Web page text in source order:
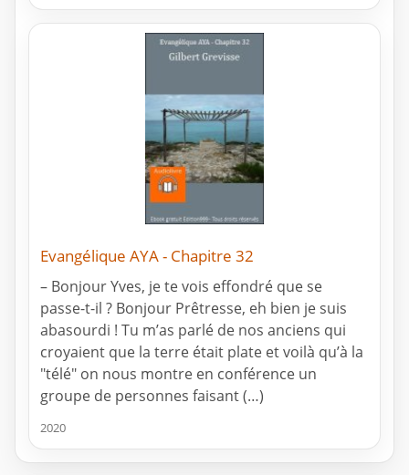
Evangélique AYA - Chapitre 32
– Bonjour Yves, je te vois effondré que se
passe-t-il ? Bonjour Prêtresse, eh bien je suis
abasourdi ! Tu m’as parlé de nos anciens qui
croyaient que la terre était plate et voilà qu’à la
"télé" on nous montre en conférence un
groupe de personnes faisant (…)
2020